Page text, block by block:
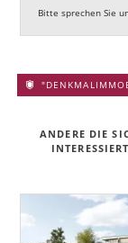
Bitte sprechen Sie
ANDERE DIE